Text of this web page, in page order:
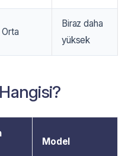
Orta
Biraz daha
yüksek
Model